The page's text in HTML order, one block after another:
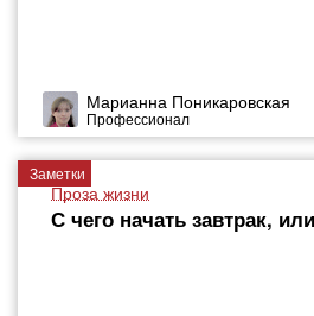
Марианна Поникаровская
Профессионал
Заметки
Проза жизни
С чего начать завтрак,